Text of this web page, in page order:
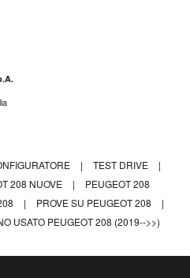
| TEST DRIVE
|
208 NUOVE |
PEUGEOT 208
| PROVE SU PEUGEOT 208
|
USATO PEUGEOT 208 (2019-->>)